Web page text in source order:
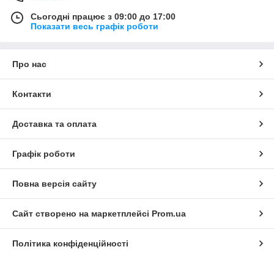
Сьогодні працює з 09:00 до 17:00
Показати весь графік роботи
Про нас
Контакти
Доставка та оплата
Графік роботи
Повна версія сайту
Сайт створено на маркетплейсі Prom.ua
Політика конфіденційності